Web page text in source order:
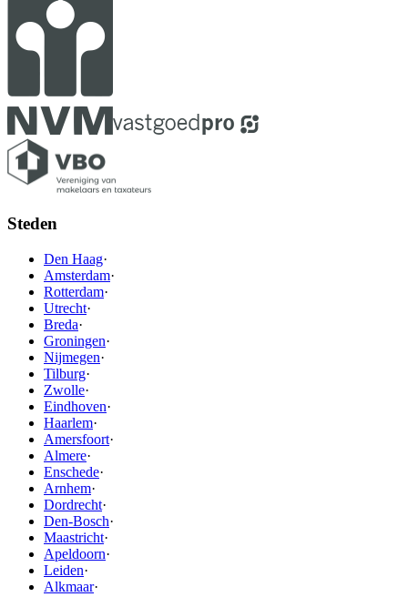
Steden
Den Haag·
Amsterdam·
Rotterdam·
Utrecht·
Breda·
Groningen·
Nijmegen·
Tilburg·
Zwolle·
Eindhoven·
Haarlem·
Amersfoort·
Almere·
Enschede·
Arnhem·
Dordrecht·
Den-Bosch·
Maastricht·
Apeldoorn·
Leiden·
Alkmaar·